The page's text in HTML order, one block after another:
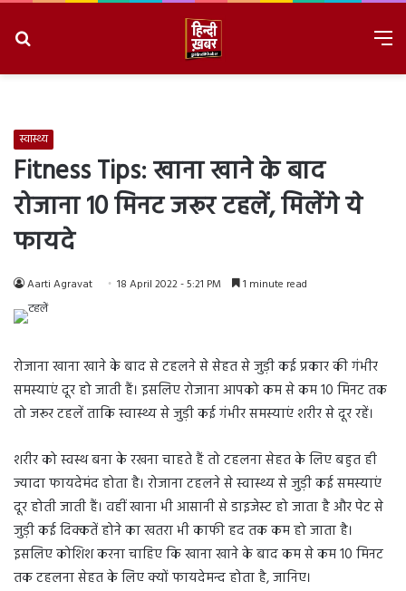
स्वास्थ्य
Fitness Tips: खाना खाने के बाद
रोजाना 10 मिनट जरूर टहलें, मिलेंगे ये
फायदे
Aarti Agravat 18 April 2022 - 5:21 PM 1 minute read
रोजाना खाना खाने के बाद से टहलने से सेहत से जुड़ी कई प्रकार की गंभीर
समस्याएं दूर हो जाती हैं। इसलिए रोजाना आपको कम से कम 10 मिनट तक
तो जरूर टहलें ताकि स्वास्थ्य से जुड़ी कई गंभीर समस्याएं शरीर से दूर रहें।
शरीर को स्वस्थ बना के रखना चाहते हैं तो टहलना सेहत के लिए बहुत ही
ज्यादा फायदेमंद होता है। रोजाना टहलने से स्वास्थ्य से जुड़ी कई समस्याएं
दूर होती जाती हैं। वहीं खाना भी आसानी से डाइजेस्ट हो जाता है और पेट से
जुड़ी कई दिक्कतें होने का खतरा भी काफी हद तक कम हो जाता है।
इसलिए कोशिश करना चाहिए कि खाना खाने के बाद कम से कम 10 मिनट
तक टहलना सेहत के लिए क्यों फायदेमन्द होता है, जानिए।